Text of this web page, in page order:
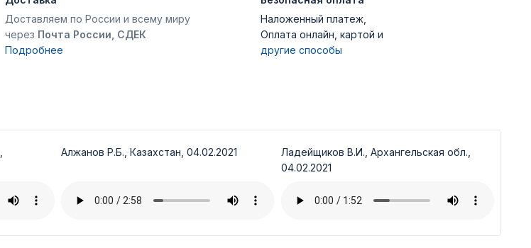
Доставляем по России и всему миру
через Почта России, СДЕК
Подробнее
Наложенный платеж,
Оплата онлайн, картой и
другие способы
Алжанов Р.Б., Казахстан, 04.02.2021
Ладейщиков В.И., Архангельская обл.,
04.02.2021